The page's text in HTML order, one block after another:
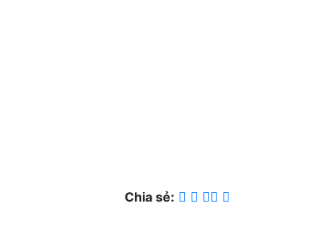
Chia sẻ: